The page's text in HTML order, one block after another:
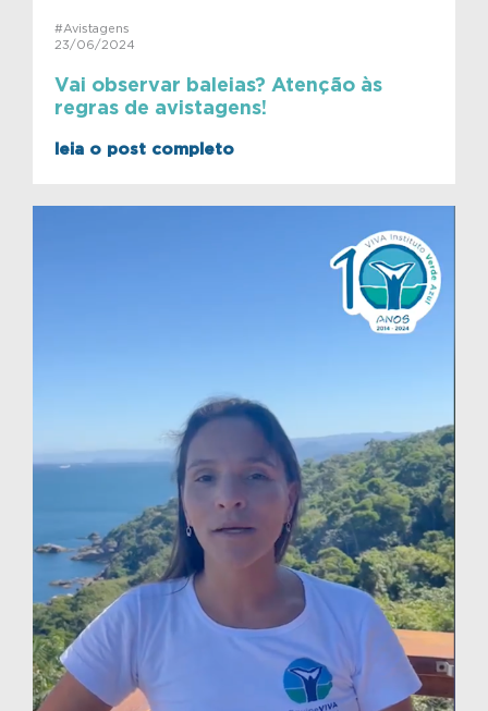
#Avistagens
23/06/2024
Vai observar baleias? Atenção às
regras de avistagens!
leia o post completo